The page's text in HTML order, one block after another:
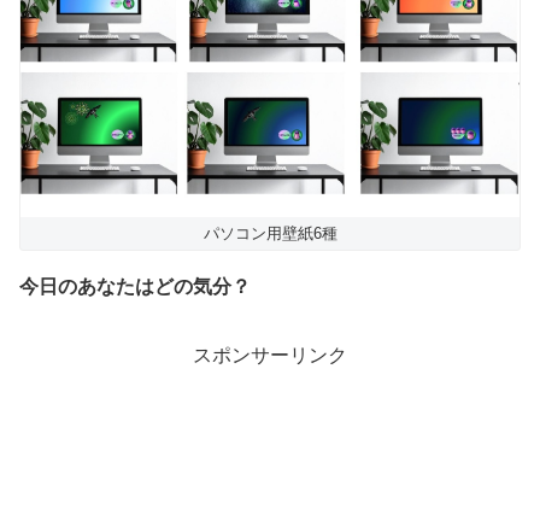
パソコン用壁紙6種
今日のあなたはどの気分？
スポンサーリンク